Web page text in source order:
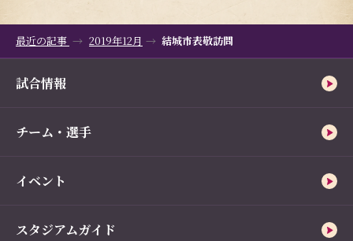
最近の記事 2019年12月 結城市表敬訪問
試合情報
チーム・選手
イベント
スタジアムガイド